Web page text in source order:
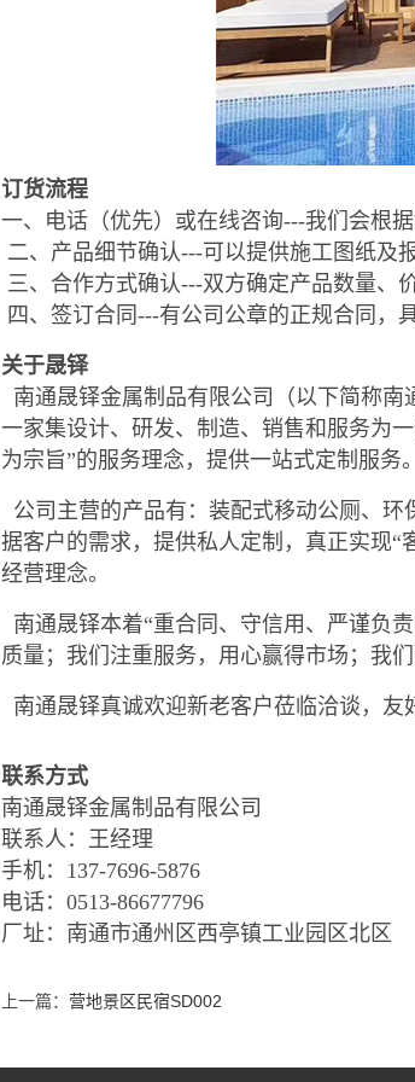
订货流程
一、电话（优先）或在线咨询---我们会根
二、产品细节确认---可以提供施工图纸及
三、合作方式确认---双方确定产品数量、
四、签订合同---有公司公章的正规合同，
关于晟铎
南通晟铎金属制品有限公司（以下简称
一家集设计、研发、制造、销售和服务为
为宗旨”的服务理念，提供一站式定制服务
公司主营的产品有：装配式移动公厕、
据客户的需求，提供私人定制，真正实现
经营理念。
南通晟铎本着“重合同、守信用、严谨负
质量；我们注重服务，用心赢得市场；我
南通晟铎真诚欢迎新老客户莅临洽谈，友
联系方式
南通晟铎金属制品有限公司
联系人：王经理
手机：137-7696-5876
电话：0513-86677796
厂址：南通市通州区西亭镇工业园区北区
上一篇： 营地景区民宿SD002